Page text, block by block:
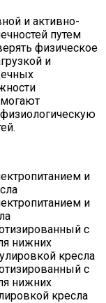
и активно-
путем
физическое
и
и
и
с
нижних
кресла
с
нижних
кресла